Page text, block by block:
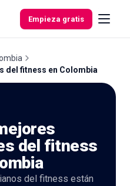
Empieza gratis
del fitness en Colombia
del fitness
del fitness están